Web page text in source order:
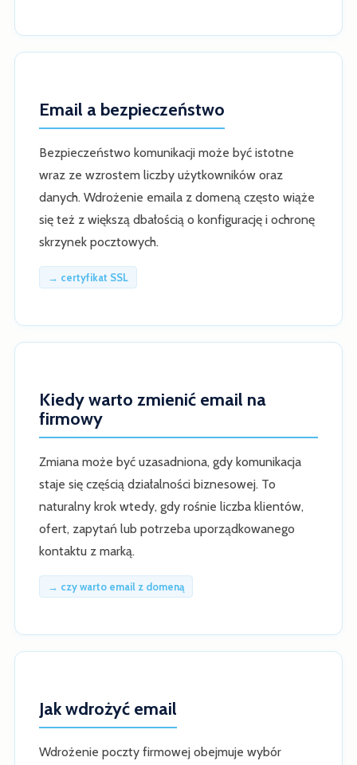
Email a bezpieczeństwo
Bezpieczeństwo komunikacji może być istotne
wraz ze wzrostem liczby użytkowników oraz
danych. Wdrożenie emaila z domeną często wiąże
się też z większą dbałością o konfigurację i ochronę
skrzynek pocztowych.
→ certyfikat SSL
Kiedy warto zmienić email na
firmowy
Zmiana może być uzasadniona, gdy komunikacja
staje się częścią działalności biznesowej. To
naturalny krok wtedy, gdy rośnie liczba klientów,
ofert, zapytań lub potrzeba uporządkowanego
kontaktu z marką.
→ czy warto email z domeną
Jak wdrożyć email
Wdrożenie poczty firmowej obejmuje wybór